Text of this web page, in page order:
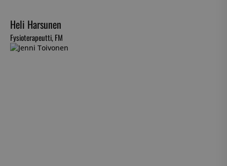
Heli Harsunen
Fysioterapeutti, FM